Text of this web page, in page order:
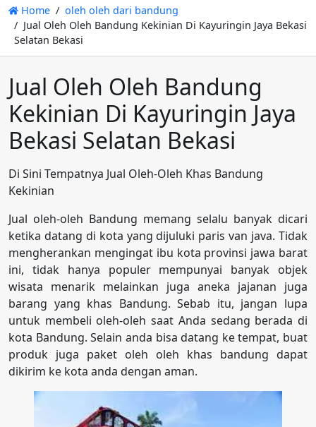
Home
oleh oleh dari bandung
Jual Oleh Oleh Bandung Kekinian Di Kayuringin Jaya Bekasi
Selatan Bekasi
Jual Oleh Oleh Bandung
Kekinian Di Kayuringin Jaya
Bekasi Selatan Bekasi
Di Sini Tempatnya Jual Oleh-Oleh Khas Bandung
Kekinian
Jual oleh-oleh Bandung memang selalu banyak dicari
ketika datang di kota yang dijuluki paris van java. Tidak
mengherankan mengingat ibu kota provinsi jawa barat
ini, tidak hanya populer mempunyai banyak objek
wisata menarik melainkan juga aneka jajanan juga
barang yang khas Bandung. Sebab itu, jangan lupa
untuk membeli oleh-oleh saat Anda sedang berada di
kota Bandung. Selain anda bisa datang ke tempat, buat
produk juga paket oleh oleh khas bandung dapat
dikirim ke kota anda dengan aman.